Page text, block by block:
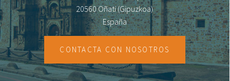
16
18
19
20560 Oñati (Gipuzkoa)
España
CONTACTA CON NOSOTROS